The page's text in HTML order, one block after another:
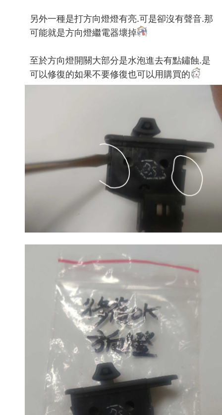
另外一種是打方向燈燈有亮.可是卻沒有聲音.那
可能就是方向燈繼電器壞掉
至於方向燈開關大部分是水泡進去有點鏽蝕.是
可以修復的如果不要修復也可以用購買的